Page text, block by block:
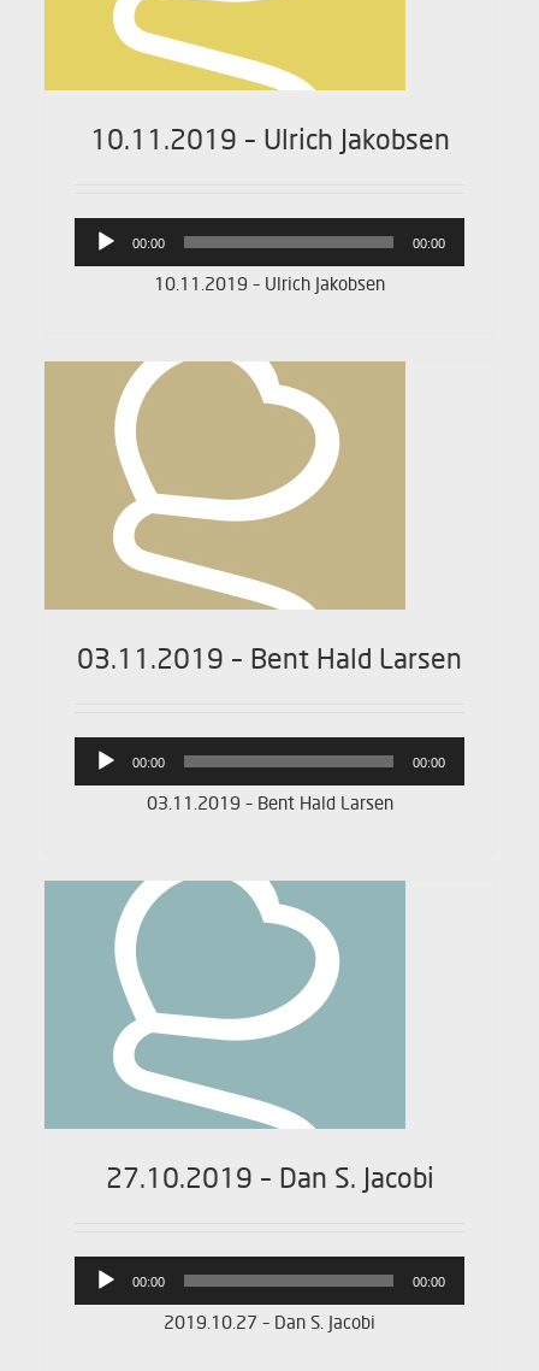
10.11.2019 – Ulrich Jakobsen
Lydafspiller
00:00 00:00
10.11.2019 – Ulrich Jakobsen
03.11.2019 – Bent Hald Larsen
Lydafspiller
00:00 00:00
03.11.2019 – Bent Hald Larsen
27.10.2019 – Dan S. Jacobi
Lydafspiller
00:00 00:00
2019.10.27 – Dan S. Jacobi